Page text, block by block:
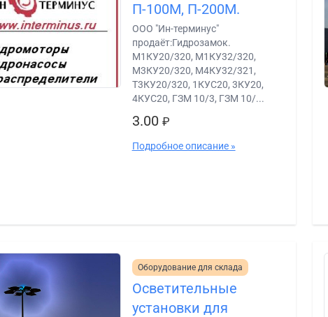
П-100М, П-200М.
ООО "Ин-терминус"
продаёт:Гидрозамок.
М1КУ20/320, М1КУ32/320,
М3КУ20/320, М4КУ32/321,
Т3КУ20/320, 1КУС20, 3КУ20,
4КУС20, ГЗМ 10/3, ГЗМ 10/...
3.00 ₽
Подробное описание »
Оборудование для склада
Осветительные
установки для